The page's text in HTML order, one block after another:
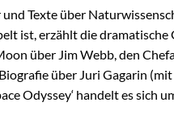
Texte über
ist, erzählt die
über Jim Webb, den
über Juri Gagarin
Odyssey‘ handelt es sich